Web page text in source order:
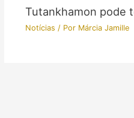
Tutankhamon pode
Notícias / Por Márcia Jamille